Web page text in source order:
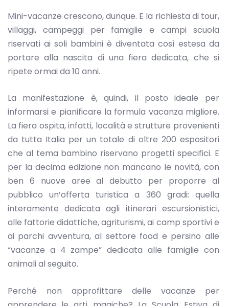
Mini-vacanze crescono, dunque. E la richiesta di tour,
villaggi, campeggi per famiglie e campi scuola
riservati ai soli bambini è diventata così estesa da
portare alla nascita di una fiera dedicata, che si
ripete ormai da 10 anni.
La manifestazione è, quindi, il posto ideale per
informarsi e pianificare la formula vacanza migliore.
La fiera ospita, infatti, località e strutture provenienti
da tutta Italia per un totale di oltre 200 espositori
che al tema bambino riservano progetti specifici. E
per la decima edizione non mancano le novità, con
ben 6 nuove aree al debutto per proporre al
pubblico un’offerta turistica a 360 gradi: quella
interamente dedicata agli itinerari escursionistici,
alle fattorie didattiche, agriturismi, ai camp sportivi e
ai parchi avventura, al settore food e persino alle
“vacanze a 4 zampe” dedicata alle famiglie con
animali al seguito.
Perché non approfittare delle vacanze per